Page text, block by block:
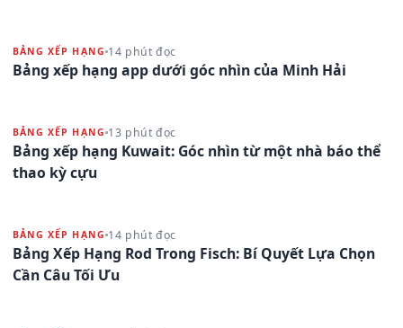
BẢNG XẾP HẠNG 14 phút đọc
Bảng xếp hạng app dưới góc nhìn của Minh Hải
BẢNG XẾP HẠNG 13 phút đọc
Bảng xếp hạng Kuwait: Góc nhìn từ một nhà báo thể
thao kỳ cựu
BẢNG XẾP HẠNG 14 phút đọc
Bảng Xếp Hạng Rod Trong Fisch: Bí Quyết Lựa Chọn
Cần Câu Tối Ưu